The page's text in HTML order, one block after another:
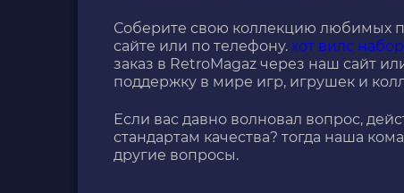
Соберите свою коллекцию любимых
сайте или по телефону. хот вилс
заказ в RetroMagaz через наш сайт
поддержку в мире игр, игрушек и
Если вас давно волновал вопрос,
стандартам качества? тогда наша
другие вопросы.